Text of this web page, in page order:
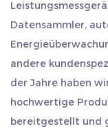
umfassende
Messgerät für
Industrie und
Ausland herzlich
gemeinsam
Datensammler,
andere
der Jahre haben
hochwertige
bereitgestellt und